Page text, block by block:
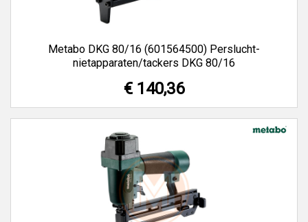
Metabo DKG 80/16 (601564500) Perslucht-
nietapparaten/tackers DKG 80/16
€ 140,36